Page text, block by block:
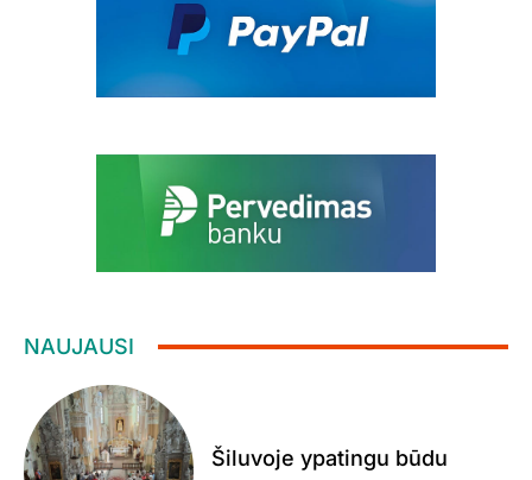
NAUJAUSI
Šiluvoje ypatingu būdu